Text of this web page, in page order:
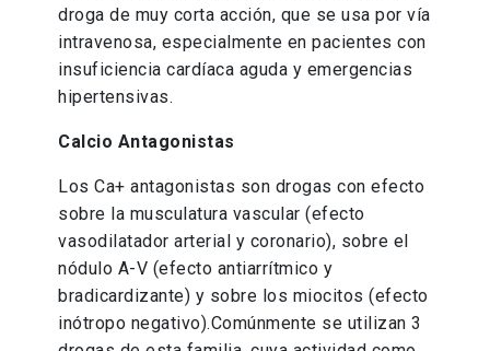
droga de muy corta acción, que se usa por vía
intravenosa, especialmente en pacientes con
insuficiencia cardíaca aguda y emergencias
hipertensivas.
Calcio Antagonistas
Los Ca+ antagonistas son drogas con efecto
sobre la musculatura vascular (efecto
vasodilatador arterial y coronario), sobre el
nódulo A-V (efecto antiarrítmico y
bradicardizante) y sobre los miocitos (efecto
inótropo negativo).Comúnmente se utilizan 3